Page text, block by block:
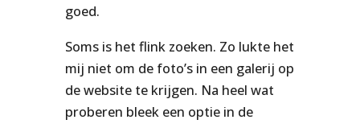
goed.
Soms is het flink zoeken. Zo lukte het
mij niet om de foto’s in een galerij op
de website te krijgen. Na heel wat
proberen bleek een optie in de